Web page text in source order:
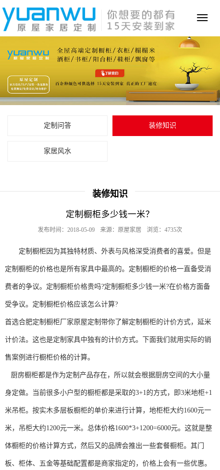
Toggle
定制问答 装修知识
家居风水
装修知识
定制橱柜多少钱一米？
发布时间：2018-05-09 来源：原屋家居 浏览：4735次
定制橱柜因为其独特材质、外表与风格深受消费者的喜爱。但是
定制橱柜的价格也是所有家具中最高的。定制橱柜的价格一直备受消
费者的争议。定制橱柜价格贵吗?定制橱柜多少钱一米?在价格方面备
受争议。定制橱柜价格应该怎么计算?
首选合肥定制橱柜厂家原屋定制带你了解定制橱柜的计价方式，延米
计价法。这也是定制家具中独有的计价方式。下面我们就用实际的销
售案例进行橱柜价格的计算。
厨房橱柜都是作为定制产品存在，所以就会根据厨房空间的大小量
身定做。当前很多小户型的橱柜都是采取的3+1的方式，即3米地柜+1
米吊柜。按实木多层板橱柜的单价来进行计算，地柜柜大约1600元一
米，吊柜大约1200元一米。总体价格1600*3+1200=6000元。这就是整
体橱柜的价格计算方式，然后又的品牌会推出一些套餐橱柜。其门
板、柜体、五金等基础配置都是商家指定的，价格上会有一些优惠。